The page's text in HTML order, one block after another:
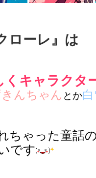
ローレ』は
くキャラクタ
んちゃん とか
ちゃった童話
です